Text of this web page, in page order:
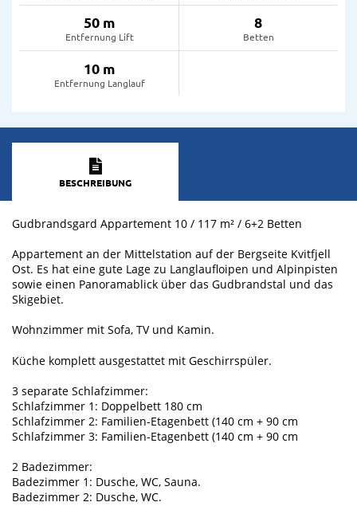
50 m
Entfernung Lift
8
Betten
10 m
Entfernung Langlauf
BESCHREIBUNG
Gudbrandsgard Appartement 10 / 117 m² / 6+2 Betten
Appartement an der Mittelstation auf der Bergseite Kvitfjell
Ost. Es hat eine gute Lage zu Langlaufloipen und Alpinpisten
sowie einen Panoramablick über das Gudbrandstal und das
Skigebiet.
Wohnzimmer mit Sofa, TV und Kamin.
Küche komplett ausgestattet mit Geschirrspüler.
3 separate Schlafzimmer:
Schlafzimmer 1: Doppelbett 180 cm
Schlafzimmer 2: Familien-Etagenbett (140 cm + 90 cm
Schlafzimmer 3: Familien-Etagenbett (140 cm + 90 cm
2 Badezimmer:
Badezimmer 1: Dusche, WC, Sauna.
Badezimmer 2: Dusche, WC.